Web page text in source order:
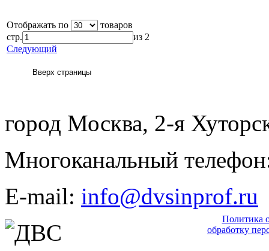
Отображать по
товаров
стр.
из 2
Следующий
город Москва, 2-я
Многоканальный
E-mail: info@dvsinprof.ru
Политика
обработку